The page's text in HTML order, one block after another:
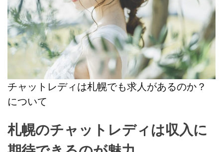
チャットレディは札幌でも求人があるのか？
について
札幌のチャットレディは収入に